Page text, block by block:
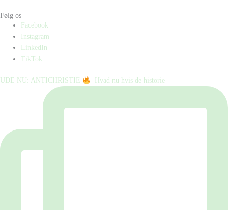
Følg os
Facebook
Instagram
LinkedIn
TikTok
UDE NU: ANTICHRISTIE ⁠ ⁠ Hvad nu hvis de historie